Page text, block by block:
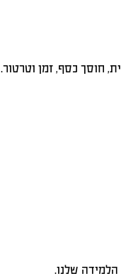
חוסך כסף, זמן וטרטור.